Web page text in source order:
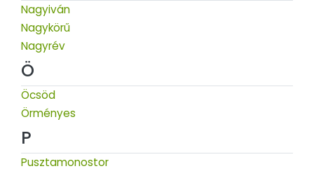
Nagyiván
Nagykörű
Nagyrév
Ö
Öcsöd
Örményes
P
Pusztamonostor